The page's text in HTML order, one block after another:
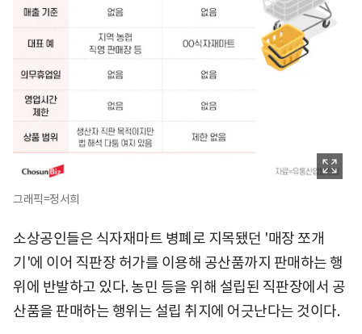
그래픽=정서희
소상공인들은 식자재마트 병폐로 지목됐던 '매장 쪼개
기'에 이어 직판장 허가를 이용해 공산품까지 판매하는 행
위에 반발하고 있다. 농민 등을 위해 설립된 직판장에서 공
산품을 판매하는 행위는 설립 취지에 어긋난다는 것이다.